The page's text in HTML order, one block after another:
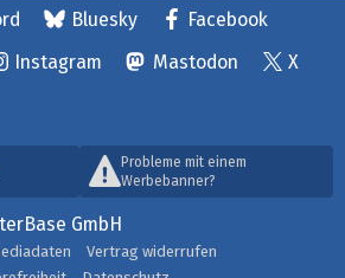
Bluesky
Facebook
Instagram Mastodon
X
Probleme mit einem
Werbebanner?
GmbH
Vertrag widerrufen